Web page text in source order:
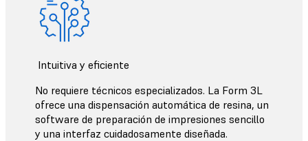
Intuitiva y eficiente
No requiere técnicos especializados. La Form 3L
ofrece una dispensación automática de resina, un
software de preparación de impresiones sencillo
y una interfaz cuidadosamente diseñada.